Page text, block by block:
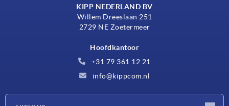
KIPP NEDERLAND BV
Willem Dreeslaan 251
2729 NE Zoetermeer
Hoofdkantoor
+31 79 361 12 21
info@kippcom.nl